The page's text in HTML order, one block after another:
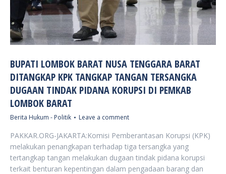
BUPATI LOMBOK BARAT NUSA TENGGARA BARAT
DITANGKAP KPK TANGKAP TANGAN TERSANGKA
DUGAAN TINDAK PIDANA KORUPSI DI PEMKAB
LOMBOK BARAT
Berita Hukum - Politik Leave a comment
PAKKAR.ORG-JAKARTA:Komisi Pemberantasan Korupsi (KPK)
melakukan penangkapan terhadap tiga tersangka yang
tertangkap tangan melakukan dugaan tindak pidana korupsi
terkait benturan kepentingan dalam pengadaan barang dan